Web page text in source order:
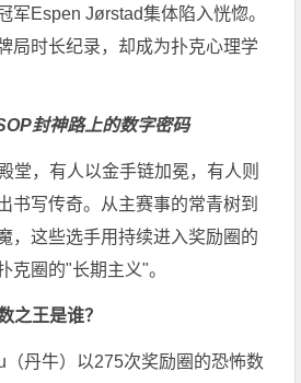
军Espen Jørstad集体陷入恍惚。
局时长纪录，却成为扑克心理学
封神路上的数字密码
堂，有人以金手链加冕，有人则
书写传奇。从主赛事的常青树到
，这些选手用持续进入奖励圈的
克圈的"长期主义"。
之王是谁？
（丹牛）以275次奖励圈的恐怖数